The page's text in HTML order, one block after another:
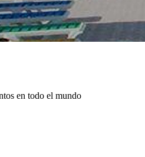
en todo el mundo